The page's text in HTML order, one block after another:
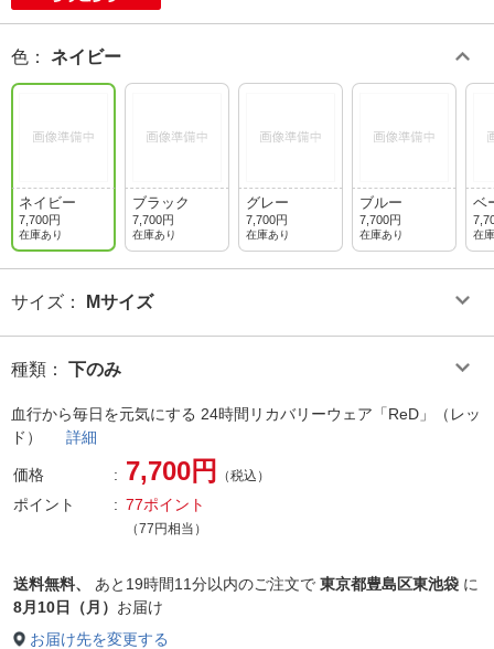
色 ： ネイビー
ネイビー
7,700円
在庫あり
ブラック
7,700円
在庫あり
グレー
7,700円
在庫あり
ブルー
7,700円
在庫あり
ベ
在
サイズ ： Mサイズ
種類 ： 下のみ
血行から毎日を元気にする 24時間リカバリーウェア「ReD」（レッ
ド） 詳細
価格 7,700円 （税込）
ポイント 77ポイント
（77円相当）
送料無料、 あと 19時間11分以内のご注文で 東京都豊島区東池袋 に
8月10日（月） お届け
お届け先を変更する